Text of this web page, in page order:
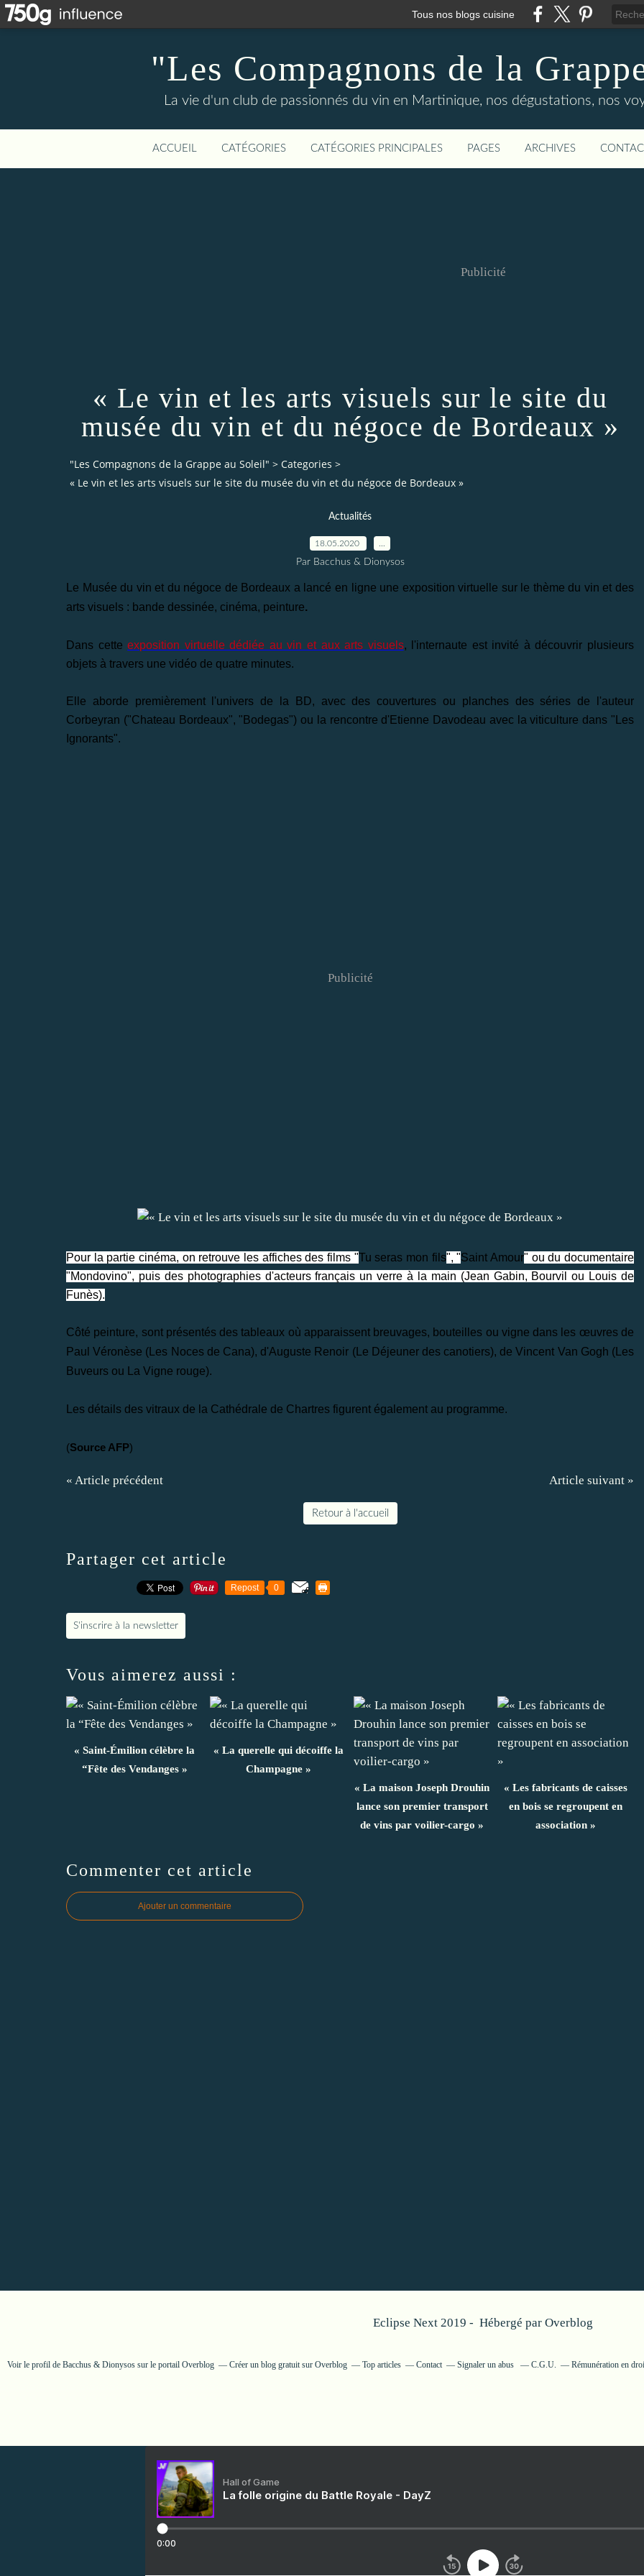
Tous nos blogs cuisine
"Les Compagnons de la
La vie d'un club de passionnés du vin en Martinique, nos dégustations, nos
ACCUEIL CATÉGORIES CATÉGORIES PRINCIPALES PAGES ARCHIVES
Publicité
« Le vin et les arts visuels sur le site du
musée du vin et du négoce de Bordeaux »
"Les Compagnons de la Grappe au Soleil" > Categories >
« Le vin et les arts visuels sur le site du musée du vin et du négoce de Bordeaux »
Actualités
18.05.2020
Par Bacchus & Dionysos
Le Musée du vin et du négoce de Bordeaux a lancé en ligne une exposition virtuelle sur le thème du vin et des
arts visuels : bande dessinée, cinéma, peinture.
Dans cette exposition virtuelle dédiée au vin et aux arts visuels,
l'internaute est invité à découvrir plusieurs
objets à travers une vidéo de quatre minutes.
Elle aborde premièrement l'univers de la BD, avec des couvertures ou planches des séries de l'auteur
Corbeyran ("Chateau Bordeaux", "Bodegas") ou la rencontre d'Etienne Davodeau avec la viticulture dans "Les
Ignorants".
Publicité
Pour la partie cinéma, on retrouve les affiches des films "Tu seras mon fils", "Saint Amour" ou du documentaire
"Mondovino", puis des photographies d'acteurs français un verre à la main (Jean Gabin, Bourvil ou Louis de
Funès).
Côté peinture, sont présentés des tableaux où apparaissent breuvages, bouteilles ou vigne dans les œuvres de
Paul Véronèse (Les Noces de Cana), d'Auguste Renoir (Le Déjeuner des canotiers), de Vincent Van Gogh (Les
Buveurs ou La Vigne rouge).
Les détails des vitraux de la Cathédrale de Chartres figurent également au programme.
(Source AFP)
« Article précédent Article suivant »
Retour à l'accueil
Partager cet article
Repost 0
S'inscrire à la newsletter
Vous aimerez aussi :
« Saint-Émilion célèbre la
“Fête des Vendanges »
« La querelle qui décoiffe la
Champagne »
« La maison Joseph Drouhin
lance son premier transport
de vins par voilier-cargo »
« Les fabricants de caisses
en bois se regroupent en
association »
Commenter cet article
Ajouter un commentaire
Eclipse Next 2019 - Hébergé par Overblog
Voir le profil de Bacchus & Dionysos sur le portail Overblog Créer un blog gratuit sur Overblog Top articles Contact Signaler un abus C.G.U. Rémunération en
Hall of Game
La folle origine du Battle Royale - DayZ
0:00